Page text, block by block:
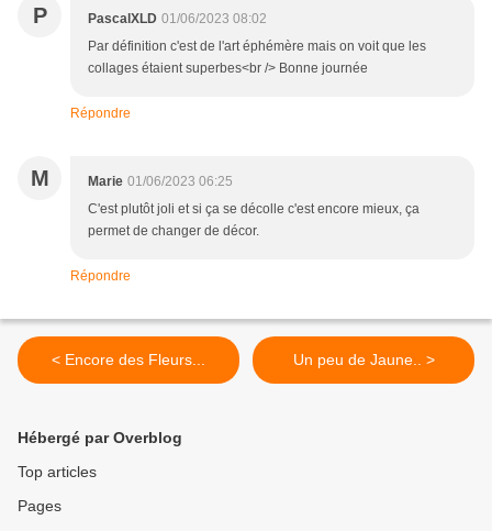
P PascalXLD 01/06/2023 08:02
Par définition c'est de l'art éphémère mais on voit que les
collages étaient superbes<br /> Bonne journée
Répondre
M Marie 01/06/2023 06:25
C'est plutôt joli et si ça se décolle c'est encore mieux, ça
permet de changer de décor.
Répondre
< Encore des Fleurs... Un peu de Jaune.. >
Hébergé par Overblog
Top articles
Pages